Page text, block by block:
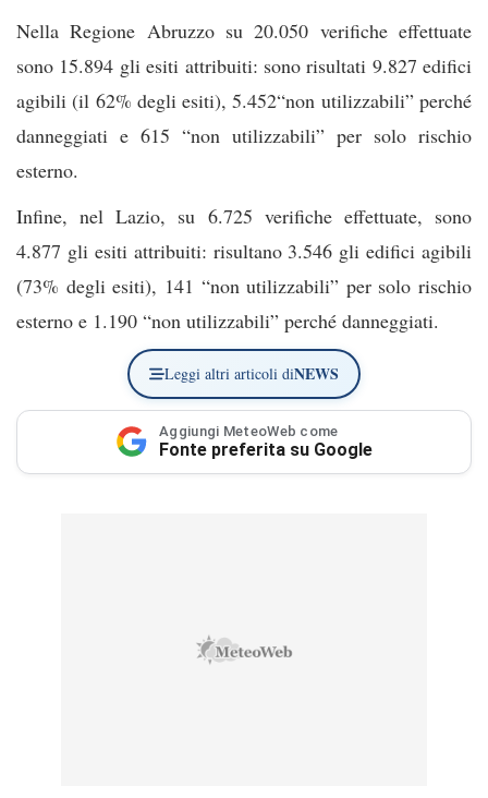
Nella Regione Abruzzo su 20.050 verifiche effettuate
sono 15.894 gli esiti attribuiti: sono risultati 9.827 edifici
agibili (il 62% degli esiti), 5.452“non utilizzabili” perché
danneggiati e 615 “non utilizzabili” per solo rischio
esterno.
Infine, nel Lazio, su 6.725 verifiche effettuate, sono
4.877 gli esiti attribuiti: risultano 3.546 gli edifici agibili
(73% degli esiti), 141 “non utilizzabili” per solo rischio
esterno e 1.190 “non utilizzabili” perché danneggiati.
Leggi altri articoli diNEWS
Aggiungi MeteoWeb come
Fonte preferita su Google